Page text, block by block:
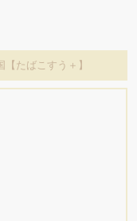
たばこすう＋】